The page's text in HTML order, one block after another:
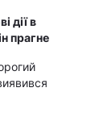
дії в
прагне